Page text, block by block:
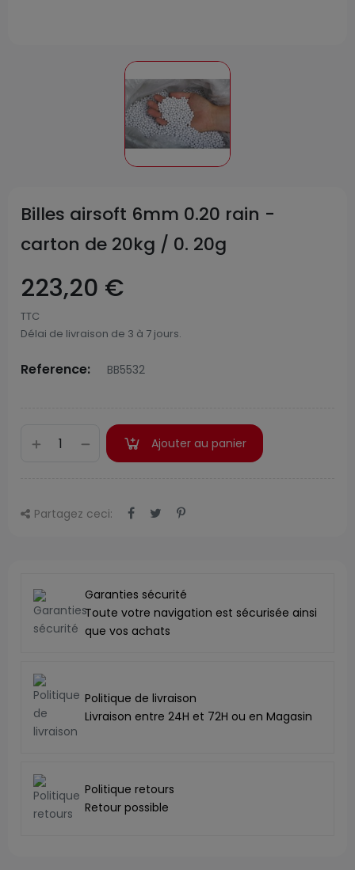
Billes airsoft 6mm 0.20 rain -
carton de 20kg / 0. 20g
223,20 €
TTC
Délai de livraison de 3 à 7 jours.
Reference: BB5532
Ajouter au panier
Partagez ceci:
Garanties sécurité
Toute votre navigation est sécurisée ainsi
que vos achats
Politique de livraison
Livraison entre 24H et 72H ou en Magasin
Politique retours
Retour possible